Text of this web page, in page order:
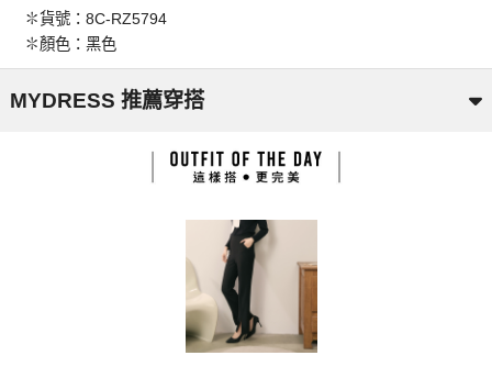
✽貨號：8C-RZ5794
✽顏色：黑色
MYDRESS 推薦穿搭